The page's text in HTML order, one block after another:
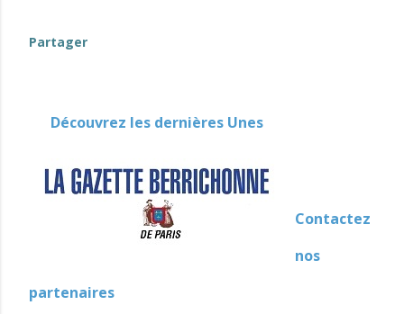
Partager
Découvrez les dernières Unes
Contactez
nos
partenaires